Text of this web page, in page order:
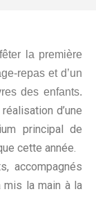
la première
repas et d’un
des enfants.
d’une
principal de
cette année.
accompagnés
mis la main à la